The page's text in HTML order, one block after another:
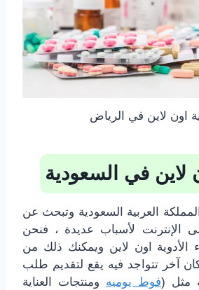
اون لاين في الرياض
لاين في السعودية
العربية السعودية وتبحث عن
الإنترنت لأسباب عديدة ، فنحن
الأدوية اون لاين ويمكنك ذلك من
آخر تتواجد فيه يقع لتقديم طلب
مثل (فوط يوميه ومنتجات العناية